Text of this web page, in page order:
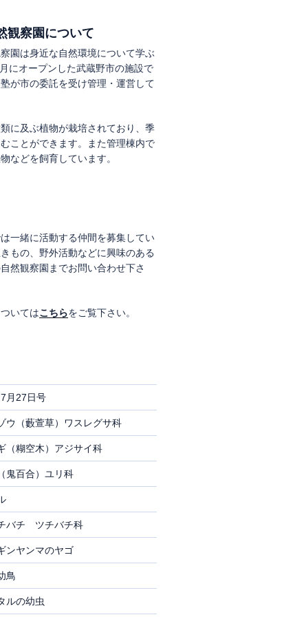
観察園について
園は身近な自然環境について学ぶ
にオープンした武蔵野市の施設で
が市の委託を受け管理・運営して
に及ぶ植物が栽培されており、季
ことができます。また管理棟内で
などを飼育しています。
一緒に活動する仲間を募集してい
もの、野外活動などに興味のある
然観察園までお問い合わせ下さ
いてはこちらをご覧下さい。
月27日号
（藪萱草）ワスレグサ科
糊空木）アジサイ科
百合）ユリ科
バチ ツチバチ科
ヤンマのヤゴ
鳥
ルの幼虫